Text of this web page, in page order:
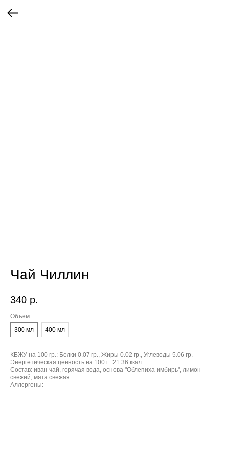
Чай Чиллин
340 р.
Объем
300 мл
400 мл
КБЖУ на 100 гр.: Белки 0.07 гр., Жиры 0.02 гр., Углеводы 5.06 гр.
Энергетическая ценность на 100 г.: 21.36 ккал
Состав: иван-чай, горячая вода, основа "Облепиха-имбирь", лимон
свежий, мята свежая
Аллергены: -